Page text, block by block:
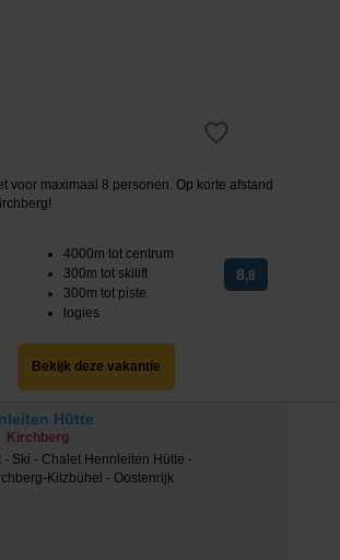
voor maximaal 8 personen. Op korte afstand
4000m tot centrum
300m tot skilift
300m tot piste
logies
8,8
Bekijk deze vakantie
Hütte
Kirchberg